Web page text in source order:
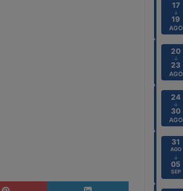
17
↓
19
AGO
20
↓
23
AGO
24
↓
30
AGO
31
AGO
↓
05
SEP